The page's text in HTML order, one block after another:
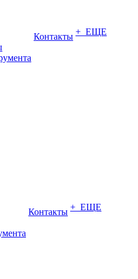
Контакты + ЕЩЕ
Контакты + ЕЩЕ